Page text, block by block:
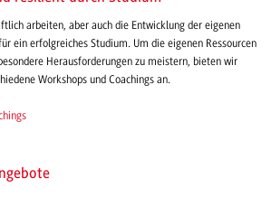
arbeiten, aber auch die Entwicklung der eigenen
ein erfolgreiches Studium. Um die eigenen Ressourcen
Herausforderungen zu meistern, bieten wir
Workshops und Coachings an.